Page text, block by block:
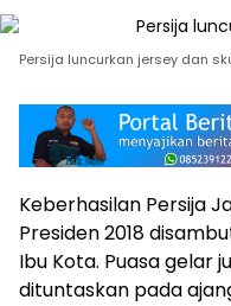
Persija luncurkan jersey dan
Keberhasilan Persija
Presiden 2018
Ibu Kota. Puasa gelar
dituntaskan pada